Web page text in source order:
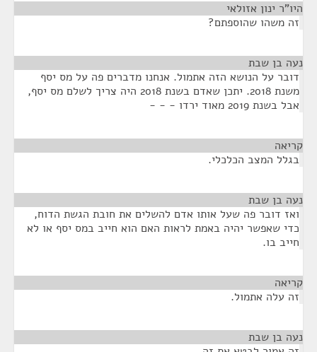
היו"ר ינון אזולאי
זה משהו שהוספתם?
נעה בן שבת
דובר על הנושא הזה אתמול. אנחנו מדברים פה על מס יסף
משנת 2018. יתכן שאדם בשנת 2018 היה צריך לשלם מס יסף,
אבל בשנת 2019 מאוד ירדו - - -
קריאה
בגלל המצב הכלכלי.
נעה בן שבת
ואז דובר פה שעל אותו אדם להשלים את חובת הגשת הדוח,
כדי שאפשר יהיה באמת לראות האם הוא חייב במס יסף או לא
חייב בו.
קריאה
זה עלה אתמול.
נעה בן שבת